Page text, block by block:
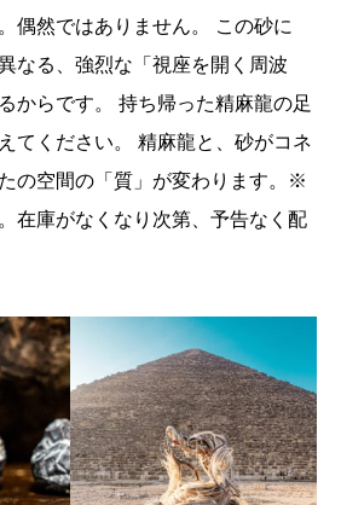
偶然ではありません。 この砂に
なる、強烈な「視座を開く周波
からです。 持ち帰った精麻龍の足
てください。 精麻龍と、砂がコネ
の空間の「質」が変わります。※
在庫がなくなり次第、予告なく配